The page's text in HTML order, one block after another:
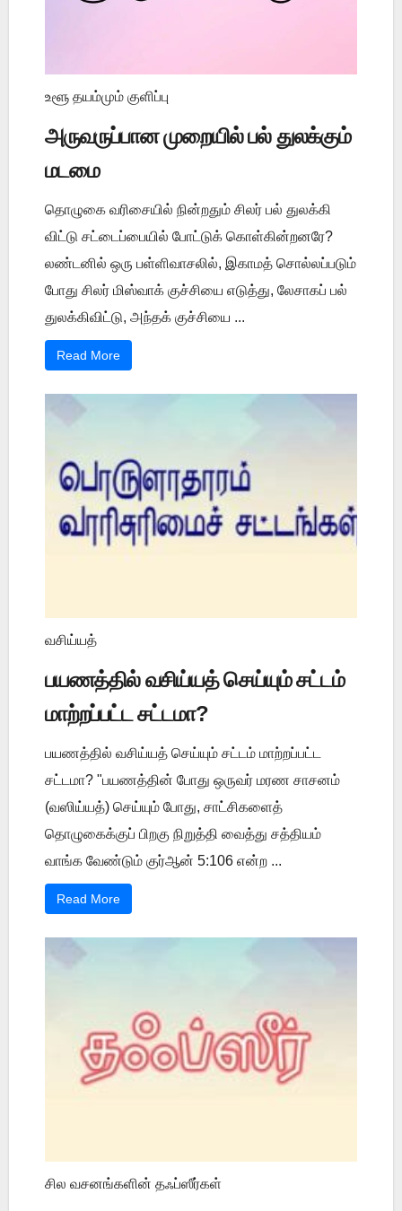
உளூ தயம்மும் குளிப்பு
அருவருப்பான முறையில் பல் துலக்கும்
மடமை
தொழுகை வரிசையில் நின்றதும் சிலர் பல் துலக்கி
விட்டு சட்டைப்பையில் போட்டுக் கொள்கின்றனரே?
லண்டனில் ஒரு பள்ளிவாசலில், இகாமத் சொல்லப்படும்
போது சிலர் மிஸ்வாக் குச்சியை எடுத்து, லேசாகப் பல்
துலக்கிவிட்டு, அந்தக் குச்சியை ...
Read More
வசிய்யத்
பயணத்தில் வசிய்யத் செய்யும் சட்டம்
மாற்றப்பட்ட சட்டமா?
பயணத்தில் வசிய்யத் செய்யும் சட்டம் மாற்றப்பட்ட
சட்டமா? "பயணத்தின் போது ஒருவர் மரண சாசனம்
(வஸிய்யத்) செய்யும் போது, சாட்சிகளைத்
தொழுகைக்குப் பிறகு நிறுத்தி வைத்து சத்தியம்
வாங்க வேண்டும் குர்ஆன் 5:106 என்ற ...
Read More
சில வசனங்களின் தஃப்ஸீர்கள்